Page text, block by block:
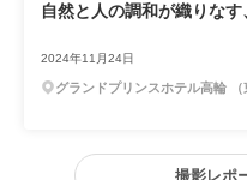
自然と人の調和が織りな
2024年11月24日
グランドプリンスホテル高輪 （
撮影レポ